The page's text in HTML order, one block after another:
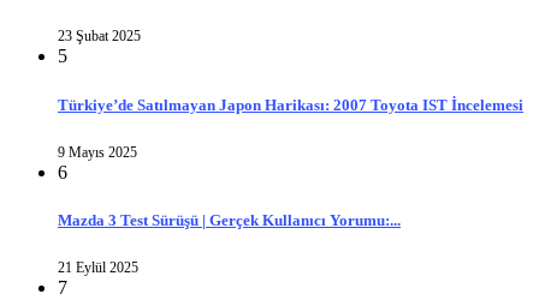
23 Şubat 2025
5
Türkiye’de Satılmayan Japon Harikası: 2007 Toyota IST İncelemesi
9 Mayıs 2025
6
Mazda 3 Test Sürüşü | Gerçek Kullanıcı Yorumu:...
21 Eylül 2025
7